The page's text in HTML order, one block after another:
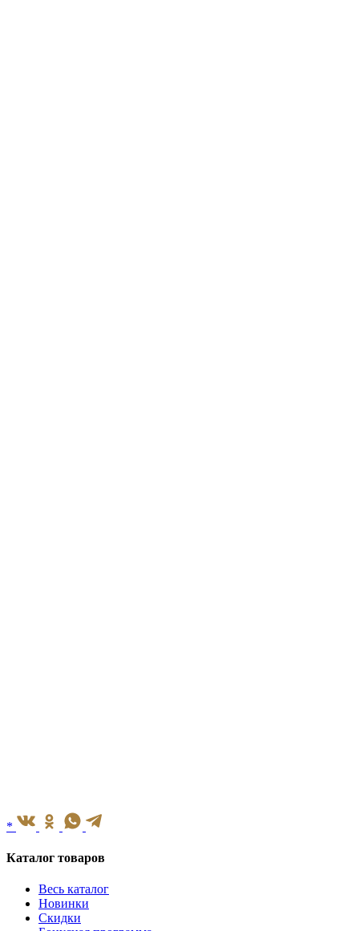
*
Каталог товаров
Весь каталог
Новинки
Скидки